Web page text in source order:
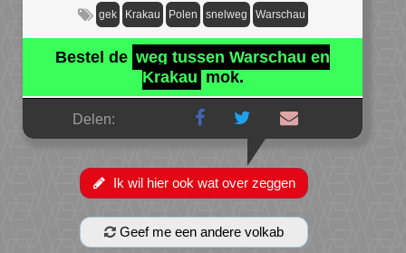
gek Krakau Polen snelweg Warschau
Bestel de weg tussen Warschau en
Krakau mok.
Delen:
Ik wil hier ook wat over zeggen
Geef me een andere volkab